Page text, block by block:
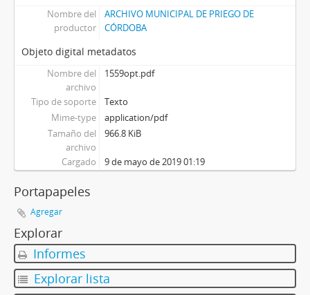
Nombre del
productor
ARCHIVO MUNICIPAL DE PRIEGO DE
CÓRDOBA
Objeto digital metadatos
Nombre del
archivo
1559opt.pdf
Tipo de soporte
Texto
Mime-type
application/pdf
Tamaño del
archivo
966.8 KiB
Cargado 9 de mayo de 2019 01:19
Portapapeles
Agregar
Explorar
Informes
Explorar lista